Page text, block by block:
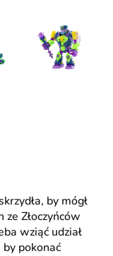
by mógł
ze Złoczyńców
wziąć udział
pokonać